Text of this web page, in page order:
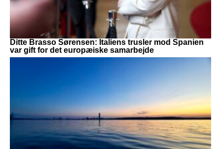
Ditte Brasso Sørensen: Italiens trusler mod Spanien
var gift for det europæiske samarbejde